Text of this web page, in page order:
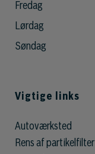
Fredag
Lørdag
Søndag
Vigtige links
Autoværksted
Rens af partikelfilter